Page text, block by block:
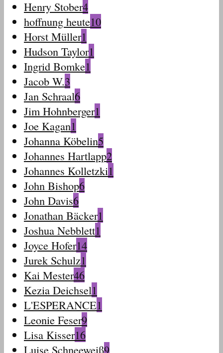
Henry Stober4
hoffnung heute10
Horst Müller1
Hudson Taylor1
Ingrid Bomke1
Jacob W.3
Jan Schraal6
Jim Hohnberger1
Joe Kagan1
Johanna Köbelin5
Johannes Hartlapp2
Johannes Kolletzki1
John Bishop6
John Davis6
Jonathan Bäcker1
Joshua Nebblett1
Joyce Hofer14
Jurek Schulz1
Kai Mester46
Kezia Deichsel1
L'ESPERANCE1
Leonie Feser9
Lisa Kisser16
Luise Schneeweiß9